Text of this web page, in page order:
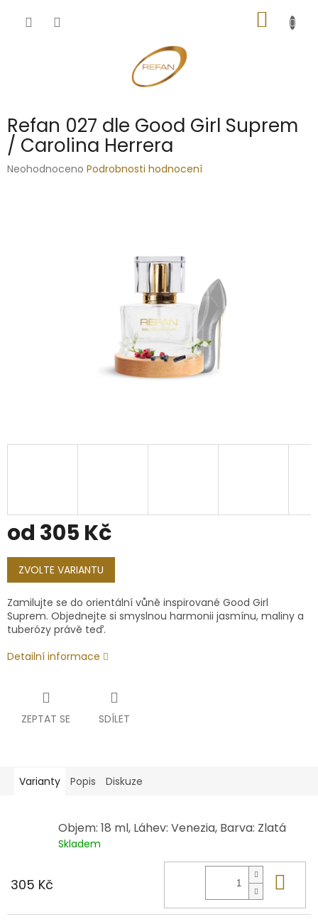
KOŠÍK
Refan 027 dle Good Girl Suprem
/ Carolina Herrera
Průměrné
Neohodnoceno Podrobnosti hodnocení
od 305 Kč
Měrná
cena:
ZVOLTE VARIANTU
Zamilujte se do orientální vůně inspirované Good Girl
Suprem. Objednejte si smyslnou harmonii jasmínu, maliny a
tuberózy právě teď.
Detailní informace
ZEPTAT SE SDÍLET
Varianty Popis Diskuze
Objem: 18 ml, Láhev: Venezia, Barva: Zlatá
Skladem
305 Kč